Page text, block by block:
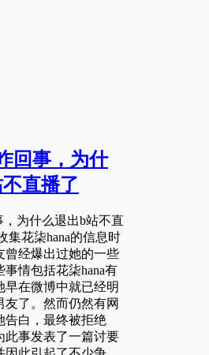
回事，为什
直播了
，为什么退出b站不直
集花柒hana的信息时
曾经爆出过她的一些
事情包括花柒hana有
早在微博中就已经明
友了。然而仍然有网
告白，最终被拒绝
此事发表了一篇讨要